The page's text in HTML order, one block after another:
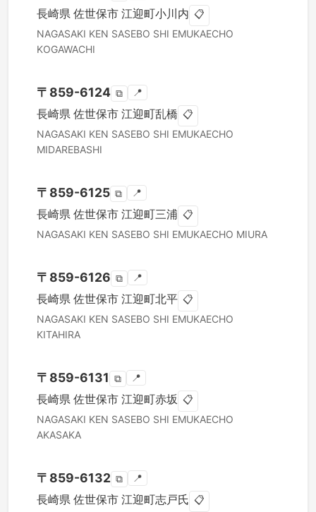
長崎県 佐世保市 江迎町小川内 📋
NAGASAKI KEN SASEBO SHI EMUKAECHO
KOGAWACHI
〒 859-6124 ⧉ 📍
長崎県 佐世保市 江迎町乱橋 📋
NAGASAKI KEN SASEBO SHI EMUKAECHO
MIDAREBASHI
〒 859-6125 ⧉ 📍
長崎県 佐世保市 江迎町三浦 📋
NAGASAKI KEN SASEBO SHI EMUKAECHO MIURA
〒 859-6126 ⧉ 📍
長崎県 佐世保市 江迎町北平 📋
NAGASAKI KEN SASEBO SHI EMUKAECHO
KITAHIRA
〒 859-6131 ⧉ 📍
長崎県 佐世保市 江迎町赤坂 📋
NAGASAKI KEN SASEBO SHI EMUKAECHO
AKASAKA
〒 859-6132 ⧉ 📍
長崎県 佐世保市 江迎町志戸氏 📋